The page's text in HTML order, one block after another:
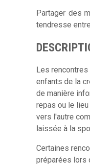
Partager des
tendresse
Les
enfants de la
de manière
repas ou le lieu
vers l'autre
laissée à la
Certaines
préparées lors